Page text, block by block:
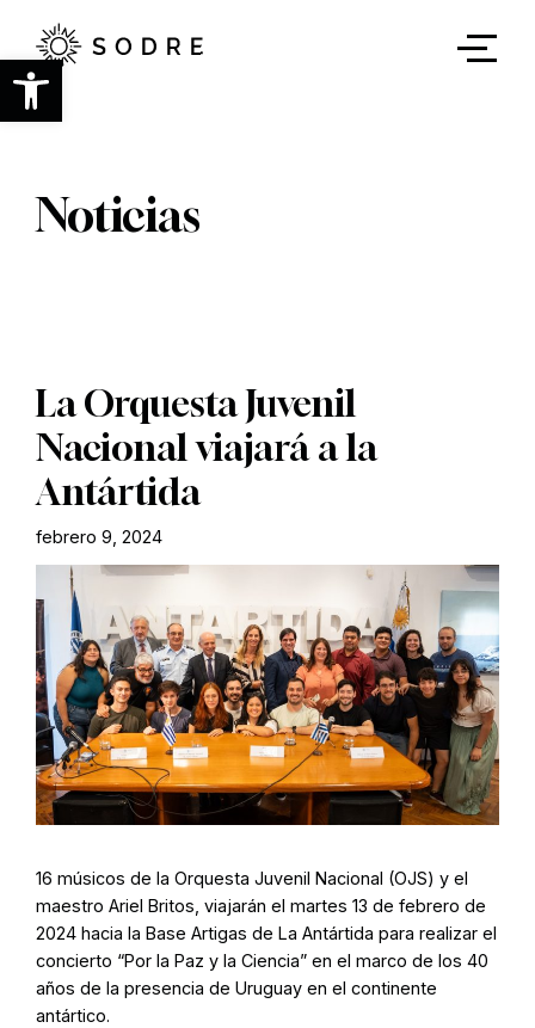
Abrir barra de herramientas
contenido
principal
Noticias
La Orquesta Juvenil
Nacional viajará a la
Antártida
febrero 9, 2024
16 músicos de la Orquesta Juvenil Nacional (OJS) y el
maestro Ariel Britos, viajarán el martes 13 de febrero de
2024 hacia la Base Artigas de La Antártida para realizar el
concierto “Por la Paz y la Ciencia” en el marco de los 40
años de la presencia de Uruguay en el continente
antártico.